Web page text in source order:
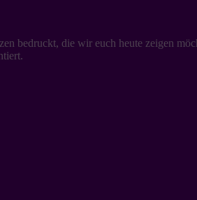
bedruckt, die wir euch heute zeigen